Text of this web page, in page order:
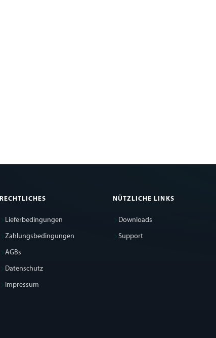
RECHTLICHES
Lieferbedingungen
Zahlungsbedingungen
AGBs
Datenschutz
Impressum
NÜTZLICHE LINKS
Downloads
Support